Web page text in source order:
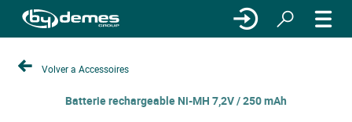
Volver a Accessoires
Batterie rechargeable Ni-MH 7,2V / 250 mAh